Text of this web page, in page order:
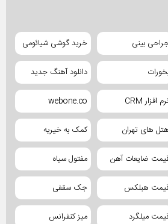
بینی خرید گوشی شیائومی
دانلود آهنگ جدید
نرم افزار CRM webone.co
هتل های تهران کمک به خیریه
ضایعات آهن مفتول سیاه
هبلکس جک سقفی
میلگرد میز کنفرانس